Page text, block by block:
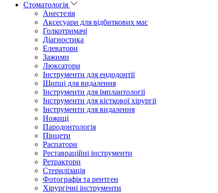
Стоматологія
Анестезія
Аксесуари для відбиткових мас
Голкотримачі
Діагностика
Елеватори
Зажими
Люксатори
Інструменти для ендодонтії
Щипці для видалення
Інструменти для імплантології
Інструменти для кісткової хірургії
Інструменти для видалення
Ножиці
Пародонтологія
Пінцети
Распатори
Реставраційні інструменти
Ретрактори
Стерилізація
Фотографія та рентген
Хірургічні інструменти